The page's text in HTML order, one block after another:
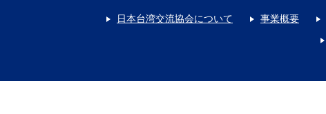
日本台湾交流協会について 事業概要